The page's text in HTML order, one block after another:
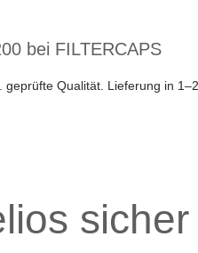
bei FILTERCAPS
Qualität. Lieferung in